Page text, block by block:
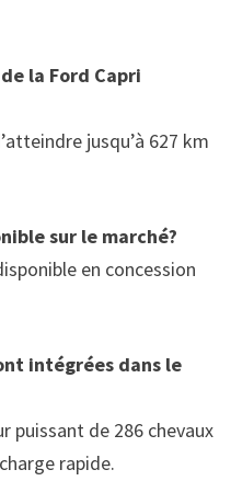
la Ford Capri
jusqu’à 627 km
sur le marché?
en concession
intégrées dans le
puissant de 286 chevaux
rapide.